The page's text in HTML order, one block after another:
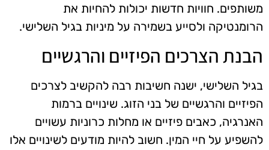
משותפים. חוויות חדשות יכולות להחיות את
הרומנטיקה ולסייע בשמירה על מיניות בגיל השלישי.
הבנת הצרכים הפיזיים והרגשיים
בגיל השלישי, ישנה חשיבות רבה להקשיב לצרכים
הפיזיים והרגשיים של בני הזוג. שינויים ברמות
האנרגיה, כאבים פיזיים או מחלות כרוניות עשויים
להשפיע על חיי המין. חשוב להיות מודעים לשינויים אלו